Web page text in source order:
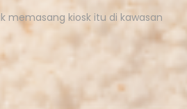
memasang kiosk itu di kawasan